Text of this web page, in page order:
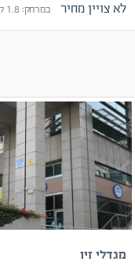
לא צויין מחיר במרחק: 1.8 ק"מ
מגדלי זיו